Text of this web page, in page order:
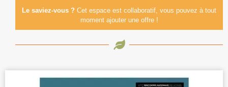
Le saviez-vous ? Cet espace est collaboratif, vous pouvez à tout
moment ajouter une offre !